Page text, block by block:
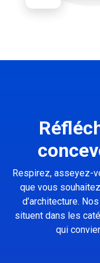
Respirez, asseyez-
que vous
d’architecture.
situent dans les
qui